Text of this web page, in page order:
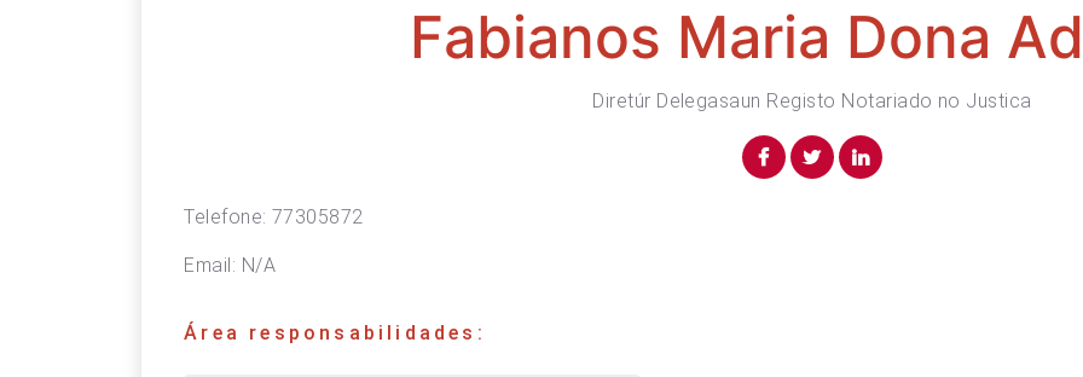
Fabianos Maria Dona
Diretúr Delegasaun Registo Notariado no Justica
Telefone:77305872
Email: N/A
Área responsabilidades: